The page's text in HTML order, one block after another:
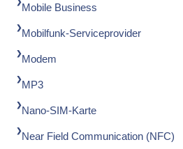
Mobile Business
Mobilfunk-Serviceprovider
Modem
MP3
Nano-SIM-Karte
Near Field Communication (NFC)